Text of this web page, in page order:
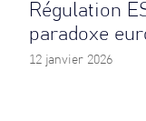
Régulation
paradoxe
12 janvier 2026